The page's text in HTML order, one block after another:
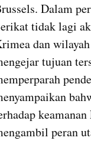
Dalam
tidak lagi
dan
tujuan
peran